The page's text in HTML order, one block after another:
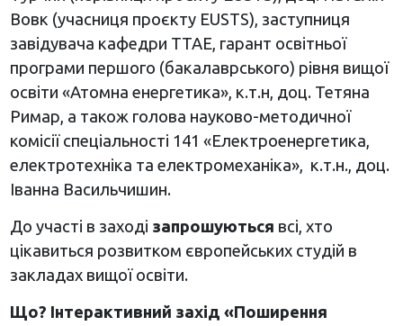
Вовк (учасниця проєкту EUSTS), заступниця
завідувача кафедри ТТАЕ, гарант освітньої
програми першого (бакалаврського) рівня вищої
освіти «Атомна енергетика», к.т.н, доц. Тетяна
Римар, а також голова науково-методичної
комісії спеціальності 141 «Електроенергетика,
електротехніка та електромеханіка», к.т.н., доц.
Іванна Васильчишин.
До участі в заході запрошуються всі, хто
цікавиться розвитком європейських студій в
закладах вищої освіти.
Що? Інтерактивний захід «Поширення